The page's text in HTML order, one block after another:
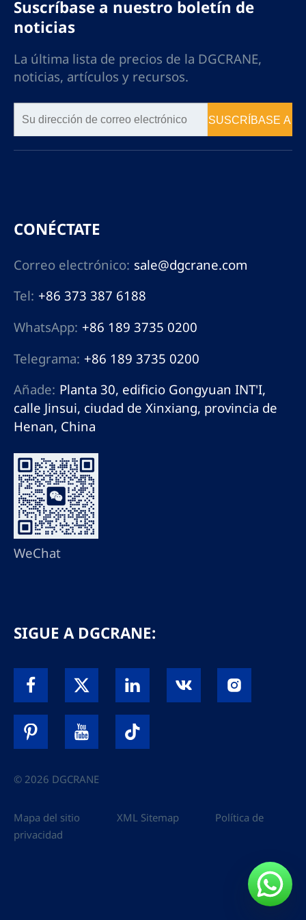
Suscríbase a nuestro boletín de
noticias
La última lista de precios de la DGCRANE,
noticias, artículos y recursos.
SUSCRÍBASE A
CONÉCTATE
Correo electrónico: sale@dgcrane.com
Tel: +86 373 387 6188
WhatsApp: +86 189 3735 0200
Telegrama: +86 189 3735 0200
Añade: Planta 30, edificio Gongyuan INT'I,
calle Jinsui, ciudad de Xinxiang, provincia de
Henan, China
WeChat
SIGUE A DGCRANE:
© 2026 DGCRANE
Mapa del sitio XML Sitemap
Política de
privacidad